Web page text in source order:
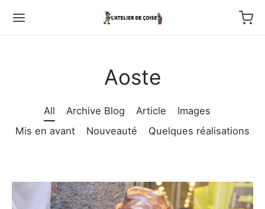
Aoste
All Archive Blog Article
Images
Mis en avant
Nouveauté Quelques réalisations
au couteau